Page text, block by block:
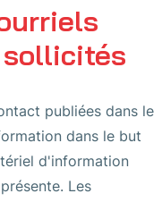
publiées dans le
dans le but
d'information
Les